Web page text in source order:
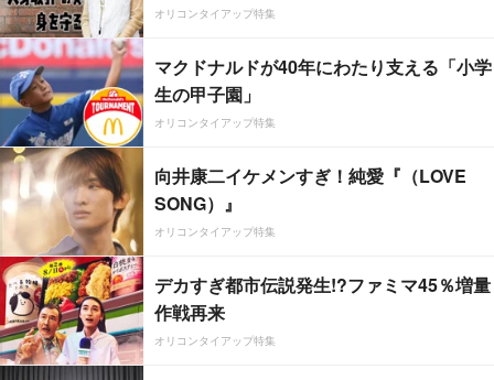
オリコンタイアップ特集
マクドナルドが40年にわたり支える「小学
生の甲子園」
オリコンタイアップ特集
向井康二イケメンすぎ！純愛『（LOVE
SONG）』
オリコンタイアップ特集
デカすぎ都市伝説発生!?ファミマ45％増量
作戦再来
オリコンタイアップ特集